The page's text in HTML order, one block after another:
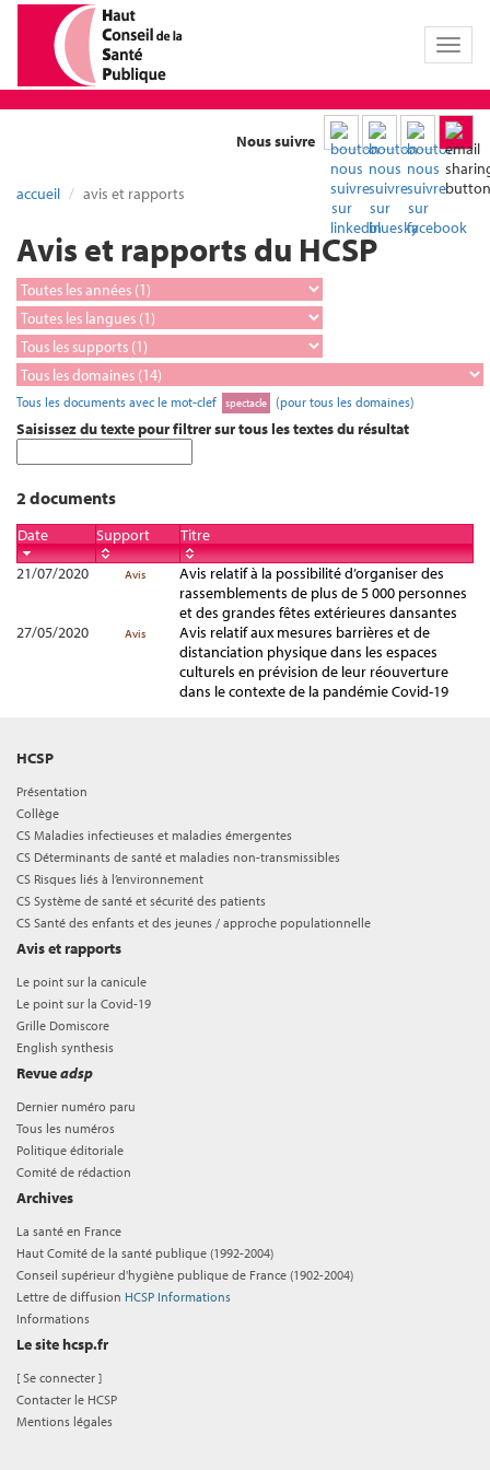
Toggle
Nous suivre
accueil avis et rapports
Avis et rapports du HCSP
Tous les documents avec le mot-clef spectacle (pour tous les domaines)
Saisissez du texte pour filtrer sur tous les textes du résultat
2 documents
Date Support
Titre
21/07/2020
Avis
Avis relatif à la possibilité d’organiser des
rassemblements de plus de 5 000 personnes
et des grandes fêtes extérieures dansantes
27/05/2020
Avis
Avis relatif aux mesures barrières et de
distanciation physique dans les espaces
culturels en prévision de leur réouverture
dans le contexte de la pandémie Covid-19
HCSP
Présentation
Collège
CS Maladies infectieuses et maladies émergentes
CS Déterminants de santé et maladies non-transmissibles
CS Risques liés à l’environnement
CS Système de santé et sécurité des patients
CS Santé des enfants et des jeunes / approche populationnelle
Avis et rapports
Le point sur la canicule
Le point sur la Covid-19
Grille Domiscore
English synthesis
Revueadsp
Dernier numéro paru
Tous les numéros
Politique éditoriale
Comité de rédaction
Archives
La santé en France
Haut Comité de la santé publique (1992-2004)
Conseil supérieur d'hygiène publique de France (1902-2004)
Lettre de diffusion HCSP Informations
Informations
Le site hcsp.fr
[Se connecter ]
Contacter le HCSP
Mentions légales